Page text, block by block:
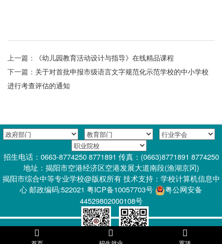
上一篇：
《幼儿园教育活动设计与指导》在线精品课程
下一篇： 关于对首批申报市级语言文字规范化示范学校的中小学校
进行考查评估的通知
招生电话：0663-8774250 8771891 传真：(0663)8771891 8774250
地址：揭阳市空港经济区空港发展大道南段(渔湖京冈)
揭阳市综合中等专业学校@版权所有 技术支持：学校计算机信息中
心 邮政编码:522021 粤ICP备10057703号
粤公网安备
44529802000108号